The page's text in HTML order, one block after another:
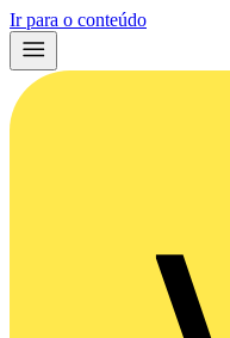
Ir para o conteúdo